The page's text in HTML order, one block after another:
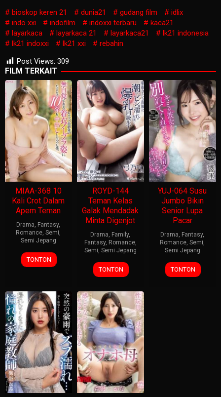
bioskop keren 21
dunia21 gudang film
idlix
indo xxi
indofilm indoxxi terbaru
kaca21
layarkaca
layarkaca 21 layarkaca21
lk21 indonesia
lk21 indoxxi
lk21 xxi
rebahin
Post Views: 309
FILM TERKAIT
MIAA-368 10
Kali Crot Dalam
Apem Teman
Drama, Fantasy,
Romance,Semi,
Semi Jepang
TONTON
ROYD-144
Teman Kelas
Galak Mendadak
Minta Digenjot
Drama, Family,
Fantasy, Romance,
Semi, Semi Jepang
TONTON
YUJ-064 Susu
Jumbo Bikin
Senior Lupa
Pacar
Drama, Fantasy,
Romance,Semi,
Semi Jepang
TONTON